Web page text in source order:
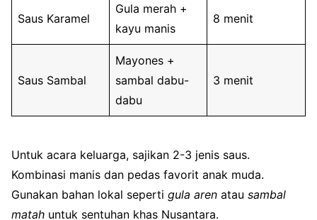
Saus Karamel
Gula merah +
kayu manis
8 menit
Saus Sambal
Mayones +
sambal dabu-
dabu
3 menit
Untuk acara keluarga, sajikan 2-3 jenis saus.
Kombinasi manis dan pedas favorit anak muda.
Gunakan bahan lokal seperti gula aren atau sambal
matah untuk sentuhan khas Nusantara.